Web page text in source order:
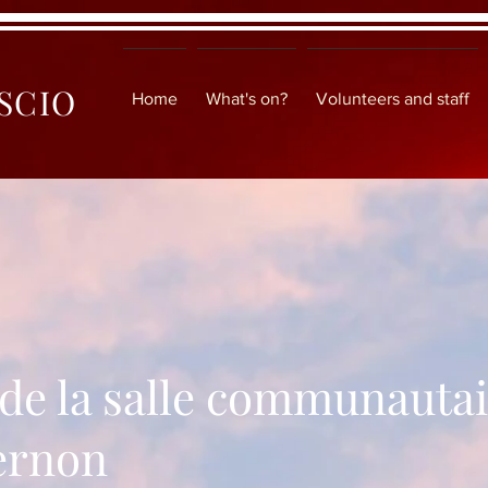
Home What's on? Volunteers and staff
la salle